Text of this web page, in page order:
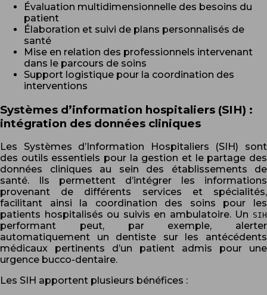
Évaluation multidimensionnelle des besoins du
patient
Élaboration et suivi de plans personnalisés de
santé
Mise en relation des professionnels intervenant
dans le parcours de soins
Support logistique pour la coordination des
interventions
Systèmes d’information hospitaliers (SIH) :
intégration des données cliniques
Les Systèmes d’Information Hospitaliers (SIH) sont
des outils essentiels pour la gestion et le partage des
données cliniques au sein des établissements de
santé. Ils permettent d’intégrer les informations
provenant de différents services et spécialités,
facilitant ainsi la coordination des soins pour les
patients hospitalisés ou suivis en ambulatoire. Un SIH
performant peut, par exemple, alerter
automatiquement un dentiste sur les antécédents
médicaux pertinents d’un patient admis pour une
urgence bucco-dentaire.
Les SIH apportent plusieurs bénéfices :